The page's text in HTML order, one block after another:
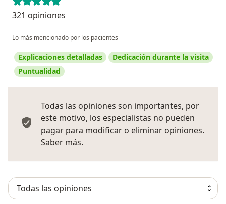
321 opiniones
Lo más mencionado por los pacientes
Explicaciones detalladas
Dedicación durante la visita
Puntualidad
Todas las opiniones son importantes, por
este motivo, los especialistas no pueden
pagar para modificar o eliminar opiniones.
Saber más.